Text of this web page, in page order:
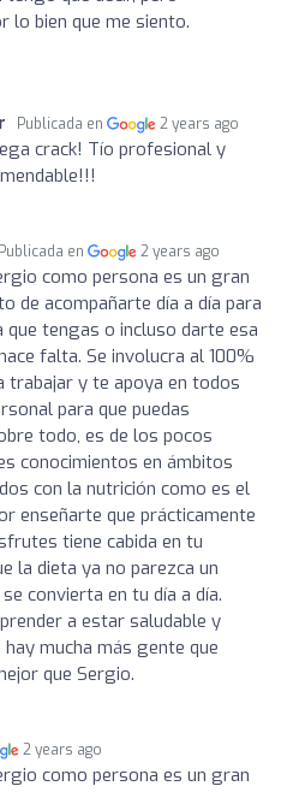
lo bien que me siento.
Publicada en 2 years ago
crack! Tío profesional y
Publicada en 2 years ago
como persona es un gran
de acompañarte día a día para
tengas o incluso darte esa
falta. Se involucra al 100%
trabajar y te apoya en todos
para que puedas
todo, es de los pocos
conocimientos en ámbitos
con la nutrición como es el
enseñarte que prácticamente
tiene cabida en tu
la dieta ya no parezca un
convierta en tu día a día.
a estar saludable y
mucha más gente que
que Sergio.
2 years ago
como persona es un gran